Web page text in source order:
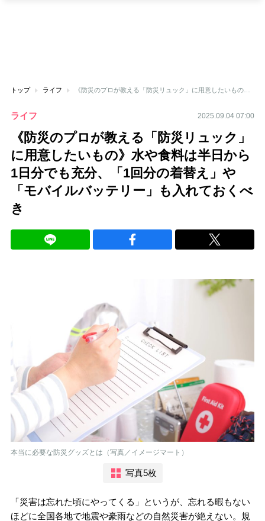
トップ ライフ 《防災のプロが教える「防災リュック」に用意したいもの》水や食料は半日から1日分でも充分、「1回分の着替え」や「モバイルバッテリー」も入れておくべき
ライフ 2025.09.04 07:00
《防災のプロが教える「防災リュック」
に用意したいもの》水や食料は半日から
1日分でも充分、「1回分の着替え」や
「モバイルバッテリー」も入れておくべ
き
本当に必要な防災グッズとは（写真／イメージマート）
写真5枚
「災害は忘れた頃にやってくる」というが、忘れる暇もない
ほどに全国各地で地震や豪雨などの自然災害が絶えない。規